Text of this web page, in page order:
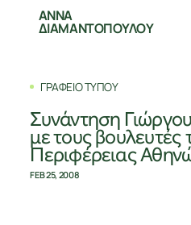
ΑΝΝΑ
ΔΙΑΜΑΝΤΟΠΟΥΛΟΥ
ΓΡΑΦΕΙΟ ΤΥΠΟΥ
Συνάντηση
με τους
Περιφέρειας
FEB 25, 2008